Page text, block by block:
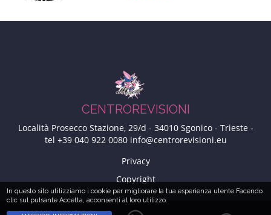
CENTROREVISIONI
Località Prosecco Stazione, 29/d - 34010 Sgonico - Trieste -
tel +39 040 922 0080 info@centrorevisioni.eu
Privacy
Copyright
In questo sito utilizziamo i cookie per migliorare la tua esperienza utente Facendo
clic sul pulsante Accetta, acconsenti al loro utilizzo.